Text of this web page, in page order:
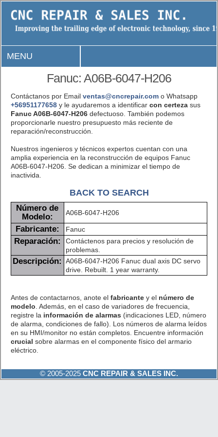
MENU
Fanuc: A06B-6047-H206
Contáctanos por Email ventas@cncrepair.como Whatsapp
+56951177658y le ayudaremos a identificar con certezasus
Fanuc A06B-6047-H206defectuoso. También podemos
proporcionarle nuestro presupuesto más reciente de
reparación/reconstrucción.
Nuestros ingenieros y técnicos expertos cuentan con una
amplia experiencia en la reconstrucción de equipos Fanuc
A06B-6047-H206. Se dedican a minimizar el tiempo de
inactivida.
BACK TO SEARCH
Número de
Modelo:
A06B-6047-H206
Fabricante: Fanuc
Reparación:
Contáctenos para precios y resolución de
problemas.
Descripción:
A06B-6047-H206 Fanuc dual axis DC servo
drive. Rebuilt. 1 year warranty.
Antes de contactarnos, anote el fabricantey el número de
modelo . Además, en el caso de variadores de frecuencia,
registre la información de alarmas (indicaciones LED, número
de alarma, condiciones de fallo). Los números de alarma leídos
en su HMI/monitor no están completos. Encuentre información
crucial sobre alarmas en el componente físico del armario
eléctrico.
© 2005-2025 CNC REPAIR & SALES INC.